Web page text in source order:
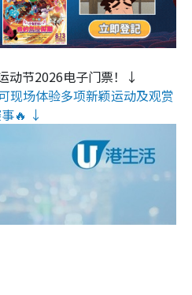
动节2026电子门票！↓
现场体验多项新颖运动及观赏
🔥 ↓